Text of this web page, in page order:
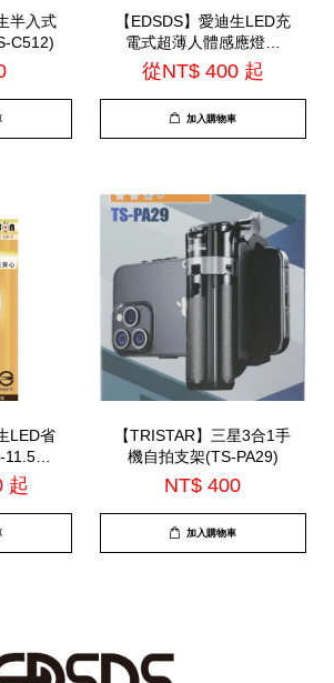
半入式
C512)
【EDSDS】愛迪生LED充
電式超薄人體感應燈管
(EDS-G3040 / EDS-
G5040)
從NT$ 400 起
加入購物車
LED省
Y)起
【TRISTAR】三星3合1手
機自拍支架(TS-PA29)
NT$ 400
加入購物車